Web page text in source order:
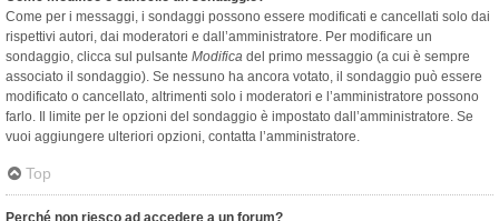
Come per i messaggi, i sondaggi possono essere modificati e cancellati solo dai
rispettivi autori, dai moderatori e dall’amministratore. Per modificare un
sondaggio, clicca sul pulsante Modifica del primo messaggio (a cui è sempre
associato il sondaggio). Se nessuno ha ancora votato, il sondaggio può essere
modificato o cancellato, altrimenti solo i moderatori e l’amministratore possono
farlo. Il limite per le opzioni del sondaggio è impostato dall’amministratore. Se
vuoi aggiungere ulteriori opzioni, contatta l’amministratore.
Top
Perché non riesco ad accedere a un forum?